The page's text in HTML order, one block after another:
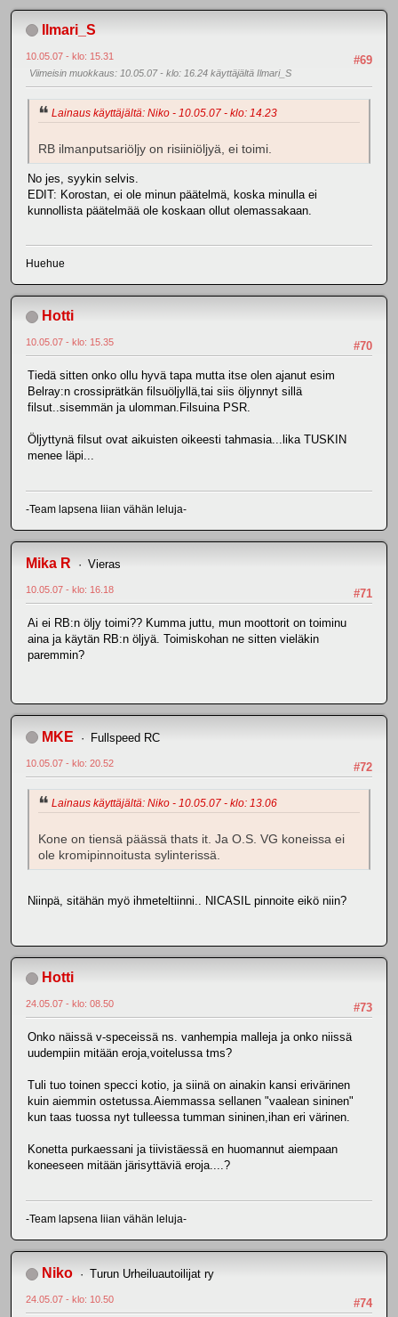
Ilmari_S
#69
10.05.07 - klo: 15.31
Viimeisin muokkaus: 10.05.07 - klo: 16.24 käyttäjältä Ilmari_S
Lainaus käyttäjältä: Niko - 10.05.07 - klo: 14.23
RB ilmanputsariöljy on risiiniöljyä, ei toimi.
No jes, syykin selvis.
EDIT: Korostan, ei ole minun päätelmä, koska minulla ei
kunnollista päätelmää ole koskaan ollut olemassakaan.
Huehue
Hotti
#70
10.05.07 - klo: 15.35
Tiedä sitten onko ollu hyvä tapa mutta itse olen ajanut esim
Belray:n crossiprätkän filsuöljyllä,tai siis öljynnyt sillä
filsut..sisemmän ja ulomman.Filsuina PSR.
Öljyttynä filsut ovat aikuisten oikeesti tahmasia...lika TUSKIN
menee läpi...
-Team lapsena liian vähän leluja-
Mika R Vieras
#71
10.05.07 - klo: 16.18
Ai ei RB:n öljy toimi?? Kumma juttu, mun moottorit on toiminu
aina ja käytän RB:n öljyä. Toimiskohan ne sitten vieläkin
paremmin?
MKE Fullspeed RC
#72
10.05.07 - klo: 20.52
Lainaus käyttäjältä: Niko - 10.05.07 - klo: 13.06
Kone on tiensä päässä thats it. Ja O.S. VG koneissa ei
ole kromipinnoitusta sylinterissä.
Niinpä, sitähän myö ihmeteltiinni.. NICASIL pinnoite eikö niin?
Hotti
#73
24.05.07 - klo: 08.50
Onko näissä v-speceissä ns. vanhempia malleja ja onko niissä
uudempiin mitään eroja,voitelussa tms?
Tuli tuo toinen specci kotio, ja siinä on ainakin kansi erivärinen
kuin aiemmin ostetussa.Aiemmassa sellanen "vaalean sininen"
kun taas tuossa nyt tulleessa tumman sininen,ihan eri värinen.
Konetta purkaessani ja tiivistäessä en huomannut aiempaan
koneeseen mitään järisyttäviä eroja....?
-Team lapsena liian vähän leluja-
Niko Turun Urheiluautoilijat ry
#74
24.05.07 - klo: 10.50